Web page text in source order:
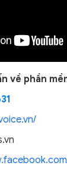
về phần